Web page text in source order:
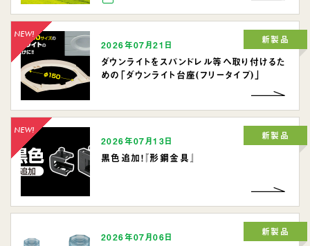
2026年07月21日
ダウンライトをスパンドレル等へ取り付けるた
めの「ダウンライト台座(フリータイプ)」
新製品
2026年07月13日
黒色追加！『形鋼金具』
新製品
2026年07月06日 新製品